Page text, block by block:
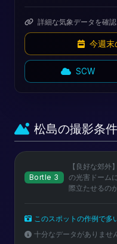
詳細な気象データを確認
今週末
SCW
松島の撮影条
Bortle 3
【良好な郊外
の光害ドーム
際立たせるのが
このスポットの作例で多
十分なデータがありませ